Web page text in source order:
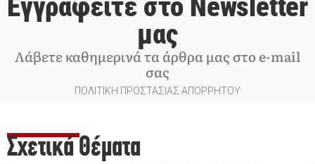
Εγγραφείτε στο Newsletter
μας
Λάβετε καθημερινά τα άρθρα μας στο e-mail
σας
ΠΟΛΙΤΙΚΗ ΠΡΟΣΤΑΣΙΑΣ ΑΠΟΡΡΗΤΟΥ
Σχετικά Θέματα